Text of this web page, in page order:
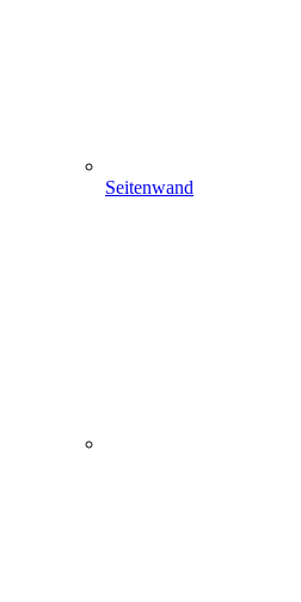
Seitenwand